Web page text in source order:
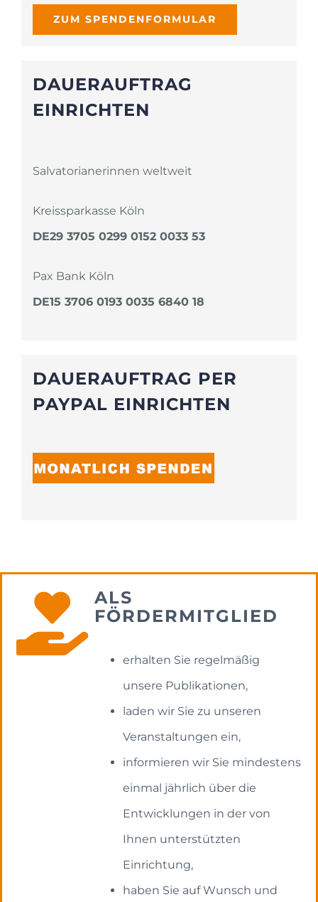
ZUM SPENDENFORMULAR
DAUERAUFTRAG
EINRICHTEN
Salvatorianerinnen weltweit
Kreissparkasse Köln
DE29 3705 0299 0152 0033 53
Pax Bank Köln
DE15 3706 0193 0035 6840 18
DAUERAUFTRAG PER
PAYPAL EINRICHTEN
ALS
FÖRDERMITGLIED
erhalten Sie regelmäßig
unsere Publikationen,
laden wir Sie zu unseren
Veranstaltungen ein,
informieren wir Sie mindestens
einmal jährlich über die
Entwicklungen in der von
Ihnen unterstützten
Einrichtung,
haben Sie auf Wunsch und